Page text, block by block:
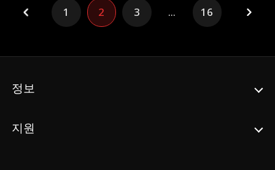
핑계로 발뺌한다. 곧 노아의 할머니, 캐서린의
80세 생일 파티가 다가왔다. 미아는 캐서린의
를 빌미로 하퍼 가문에 시집가려던 미아, 과연
1 2 3 ... 16
정보
지원